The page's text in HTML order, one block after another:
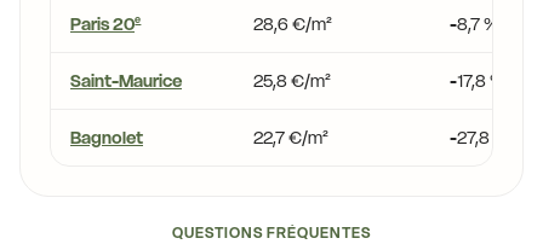
Paris 20e 28,6 €/m² -8,7 %
Saint-Maurice 25,8 €/m² -17,8 %
Bagnolet 22,7 €/m² -27,8 %
QUESTIONS FRÉQUENTES